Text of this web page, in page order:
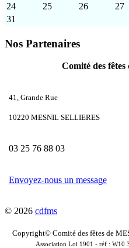
24
25 26 27
31
Nos Partenaires
Comité des fêtes
41, Grande Rue
10220 MESNIL SELLIERES
03 25 76 88 03
Envoyez-nous un message
© 2026 cdfms
Copyright© Comité des fêtes de
Association Loi 1901 - réf : W10